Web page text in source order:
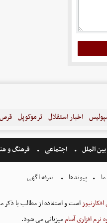
اخبار استقلال ترموکوپل قرص
بین الملل اجتماعی فرهنگ و
پیوندها تعرفه اگهی
است و استفاده از مطالب با ذکر
نرم افزاری آساممیزبانی می شود.